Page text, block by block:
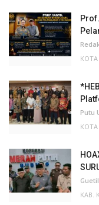
Pekerja Migran
Ekonomi
Informasi
Kesehatan
Layanan Publik
Putu
KAB.